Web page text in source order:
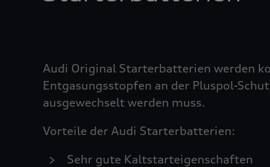
Audi Original Starterbatterien werden
Entgasungsstopfen an der Pluspol-
ausgewechselt werden muss.
Vorteile der Audi Starterbatterien:
Sehr gute Kaltstarteigenschaften